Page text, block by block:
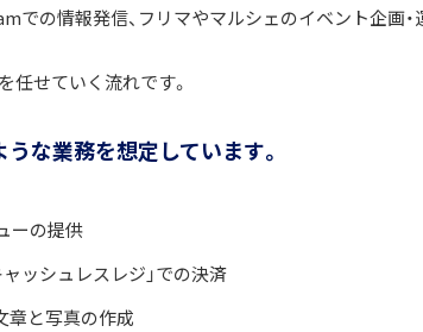
での情報発信、フリマやマルシェのイベント企画・
任せていく流れです。
な業務を想定しています。
ーの提供
ッシュレスレジ」での決済
と写真の作成